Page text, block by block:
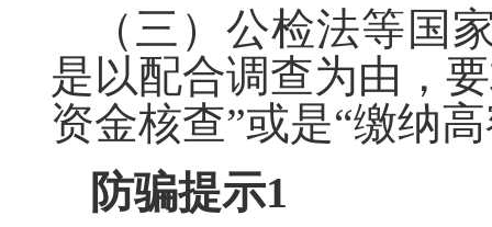
（三）公检法等国
是以配合调查为由，
资金核查”或是“缴纳
防骗提示1